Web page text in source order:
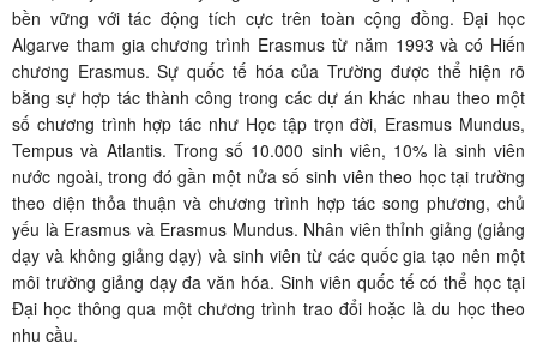
bền vững với tác động tích cực trên toàn cộng đồng. Đại học
Algarve tham gia chương trình Erasmus từ năm 1993 và có Hiến
chương Erasmus. Sự quốc tế hóa của Trường được thể hiện rõ
bằng sự hợp tác thành công trong các dự án khác nhau theo một
số chương trình hợp tác như Học tập trọn đời, Erasmus Mundus,
Tempus và Atlantis. Trong số 10.000 sinh viên, 10% là sinh viên
nước ngoài, trong đó gần một nửa số sinh viên theo học tại trường
theo diện thỏa thuận và chương trình hợp tác song phương, chủ
yếu là Erasmus và Erasmus Mundus. Nhân viên thỉnh giảng (giảng
dạy và không giảng dạy) và sinh viên từ các quốc gia tạo nên một
môi trường giảng dạy đa văn hóa. Sinh viên quốc tế có thể học tại
Đại học thông qua một chương trình trao đổi hoặc là du học theo
nhu cầu.